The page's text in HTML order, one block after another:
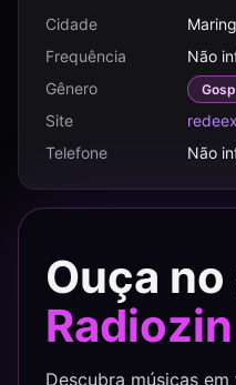
Cidade
Frequência
Não
Gênero
Site
Telefone
Não
Ouça no
Radiozin
Descubra músicas